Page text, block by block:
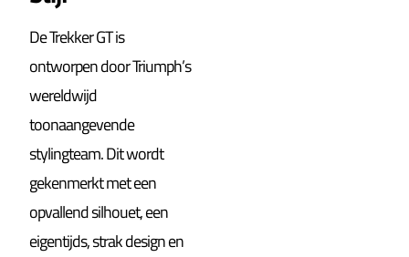
De Trekker GT is
ontworpen door Triumph’s
wereldwijd
toonaangevende
stylingteam. Dit wordt
gekenmerkt met een
opvallend silhouet, een
eigentijds, strak design en